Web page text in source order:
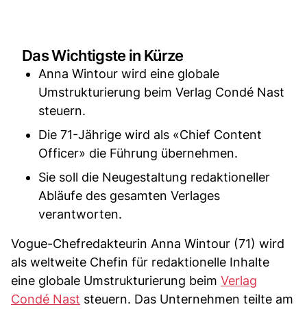
Das Wichtigste in Kürze
Anna Wintour wird eine globale
Umstrukturierung beim Verlag Condé Nast
steuern.
Die 71-Jährige wird als «Chief Content
Officer» die Führung übernehmen.
Sie soll die Neugestaltung redaktioneller
Abläufe des gesamten Verlages
verantworten.
Vogue-Chefredakteurin Anna Wintour (71) wird
als weltweite Chefin für redaktionelle Inhalte
eine globale Umstrukturierung beim Verlag
Condé Nast steuern. Das Unternehmen teilte am